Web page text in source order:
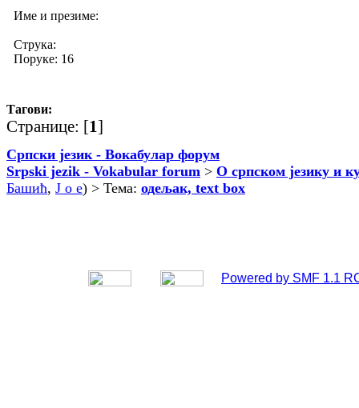
Име и презиме:
Струка:
Поруке: 16
Тагови:
Странице: [1]
Српски језик - Вокабулар форум
Srpski jezik - Vokabular forum > О српском језику и
Башић, J o e) > Тема: одељак, text box
Powered by SMF 1.1